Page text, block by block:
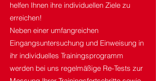
helfen Ihnen ihre individuellen Ziele zu
erreichen!
Neben einer umfangreichen
Eingangsuntersuchung und Einweisung in
ihr individuelles Trainingsprogramm
werden bei uns regelmäßige Re-Tests zur